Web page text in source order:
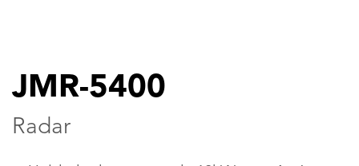
JMR-5400
Radar